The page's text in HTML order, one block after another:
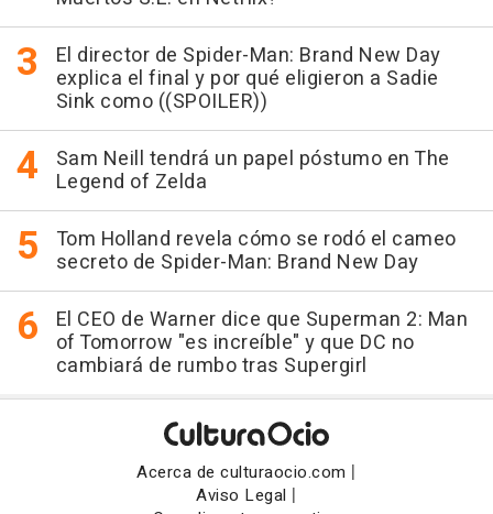
El director de Spider-Man: Brand New Day
explica el final y por qué eligieron a Sadie
Sink como ((SPOILER))
Sam Neill tendrá un papel póstumo en The
Legend of Zelda
Tom Holland revela cómo se rodó el cameo
secreto de Spider-Man: Brand New Day
El CEO de Warner dice que Superman 2: Man
of Tomorrow "es increíble" y que DC no
cambiará de rumbo tras Supergirl
Acerca de culturaocio.com |
Aviso Legal |